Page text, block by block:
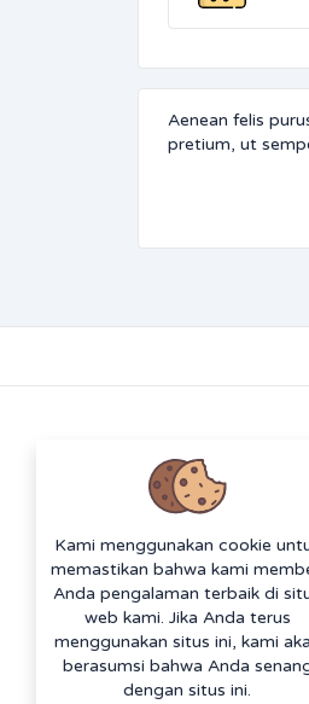
Aenean felis
pretium, ut
About Us
Vestibulum quis
pellentesque aliquet
Fusce nibh nisl,
feugiat
Kami menggunakan cookie
memastikan bahwa kami
Anda pengalaman terbaik di
web kami. Jika Anda terus
menggunakan situs ini, kami
berasumsi bahwa Anda
dengan situs ini.